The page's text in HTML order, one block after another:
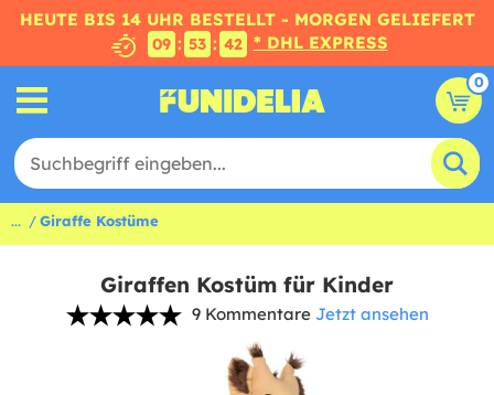
HEUTE BIS 14 UHR BESTELLT - MORGEN GELIEFERT
09 : 53 : 41 * DHL EXPRESS
0
... Giraffe Kostüme
Giraffen Kostüm für Kinder
9 Kommentare Jetzt ansehen